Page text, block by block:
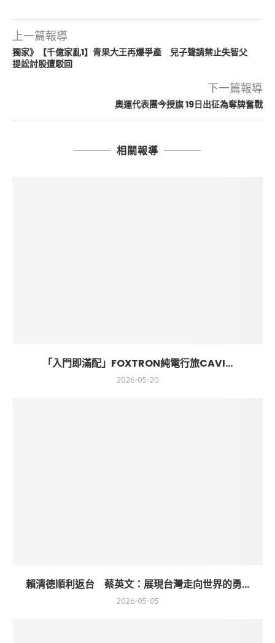
上一篇報導
獨家》【千億家亂1】青果大王再爆爭產 兒子聲請禁止失智父
提訟討股遭駁回
下一篇報導
奧運代表團今授旗 19日出征為奪牌奮戰
相關報導
「入門即滿配」FOXTRON純電行旅CAVI...
2026-05-20
賴清德順利返台 蔡英文：展現台灣走向世界的勇...
2026-05-05